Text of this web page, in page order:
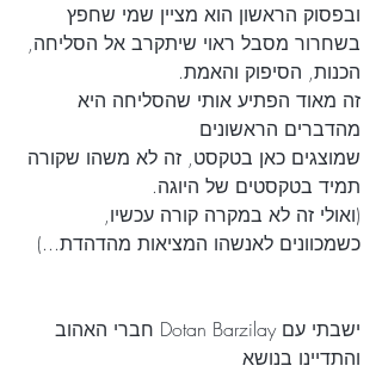
ובפסוק הראשון הוא מציין שמי שחפץ
בשחרור מסבל ראוי שיתקרב אל הסליחה,
הכנות, הסיפוק והאמת.
זה מאוד הפתיע אותי שהסליחה היא
מהדברים הראשונים
שמוצגים כאן בטקסט, זה לא משהו שקורה
תמיד בטקסטים של היוגה.
(ואולי זה לא במקרה קורה עכשיו,
כשמכוונים לאנשהו המציאות מהדהדת...)
ישבתי עם Dotan Barzilay חברי האהוב
והתדיינו בנושא